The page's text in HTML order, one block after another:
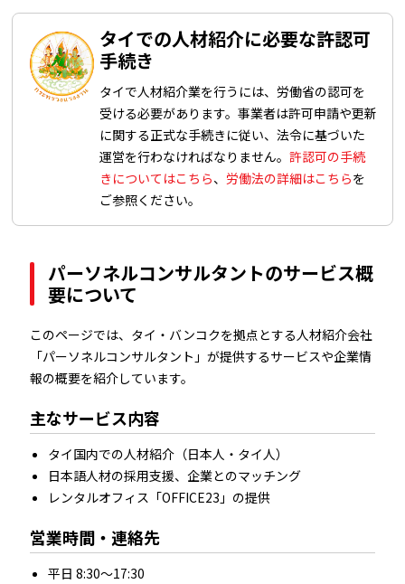
タイでの人材紹介に必要な許認可
手続き
タイで人材紹介業を行うには、労働省の認可を
受ける必要があります。事業者は許可申請や更新
に関する正式な手続きに従い、法令に基づいた
運営を行わなければなりません。許認可の手続
きについてはこちら、 労働法の詳細はこちらを
ご参照ください。
パーソネルコンサルタントのサービス概
要について
このページでは、タイ・バンコクを拠点とする人材紹介会社
「パーソネルコンサルタント」が提供するサービスや企業情
報の概要を紹介しています。
主なサービス内容
タイ国内での人材紹介（日本人・タイ人）
日本語人材の採用支援、企業とのマッチング
レンタルオフィス「OFFICE23」の提供
営業時間・連絡先
平日 8:30～17:30